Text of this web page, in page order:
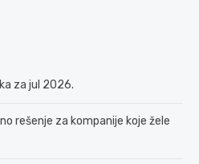
za jul 2026.
rešenje za kompanije koje žele